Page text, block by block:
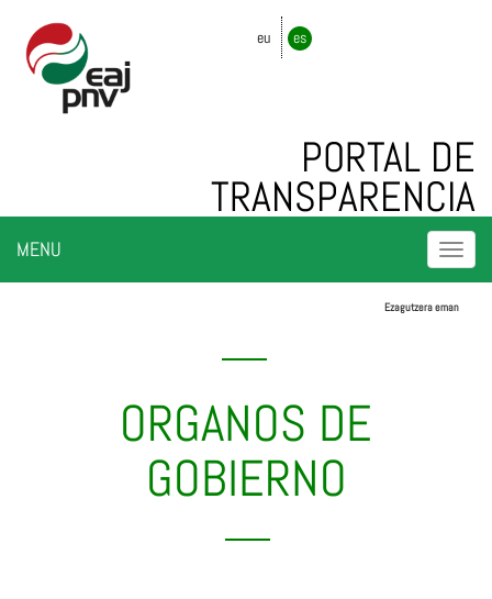
eu es
PORTAL DE
TRANSPARENCIA
MENU
Ezagutzera eman
ORGANOS DE
GOBIERNO